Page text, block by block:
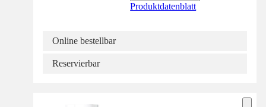
Produktdatenblatt
Online bestellbar
Reservierbar